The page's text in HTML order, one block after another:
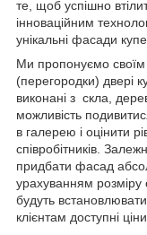
те, щоб успішно
інноваційним
унікальні фасади купе.
Ми пропонуємо своїм
(перегородки) двері
виконані з скла,
можливість
в галерею і оцінити
співробітників.
придбати фасад
урахуванням розміру
будуть
клієнтам доступні ціни.